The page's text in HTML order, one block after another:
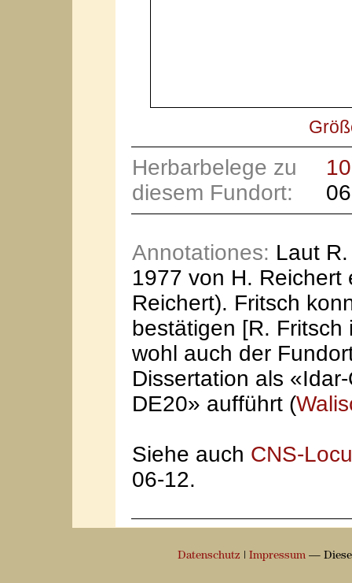
Herbarbelege zu
diesem Fundort:
Annotationes: Laut
1977 von H. Reichert
Reichert). Fritsch
bestätigen [R.
wohl auch der
Dissertation als
DE20» aufführt (
Siehe auch CNS-
06-12.
Datenschutz Impressum— Diese